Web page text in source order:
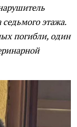
этажа.
погибли, один